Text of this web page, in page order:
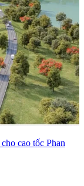
cao tốc Phan